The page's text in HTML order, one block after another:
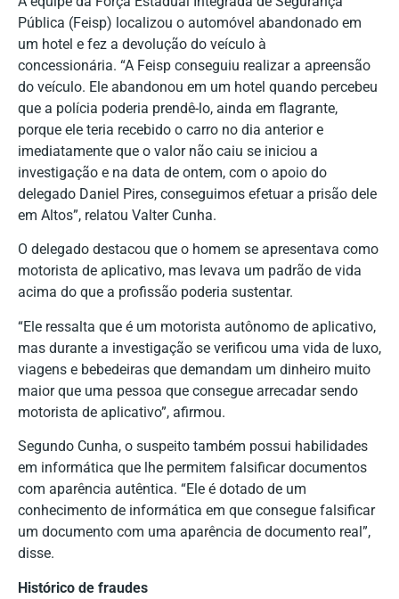
Pública (Feisp) localizou o automóvel abandonado em
um hotel e fez a devolução do veículo à
concessionária. “A Feisp conseguiu realizar a apreensão
do veículo. Ele abandonou em um hotel quando percebeu
que a polícia poderia prendê-lo, ainda em flagrante,
porque ele teria recebido o carro no dia anterior e
imediatamente que o valor não caiu se iniciou a
investigação e na data de ontem, com o apoio do
delegado Daniel Pires, conseguimos efetuar a prisão dele
em Altos”, relatou Valter Cunha.
O delegado destacou que o homem se apresentava como
motorista de aplicativo, mas levava um padrão de vida
acima do que a profissão poderia sustentar.
“Ele ressalta que é um motorista autônomo de aplicativo,
mas durante a investigação se verificou uma vida de luxo,
viagens e bebedeiras que demandam um dinheiro muito
maior que uma pessoa que consegue arrecadar sendo
motorista de aplicativo”, afirmou.
Segundo Cunha, o suspeito também possui habilidades
em informática que lhe permitem falsificar documentos
com aparência autêntica. “Ele é dotado de um
conhecimento de informática em que consegue falsificar
um documento com uma aparência de documento real”,
disse.
Histórico de fraudes